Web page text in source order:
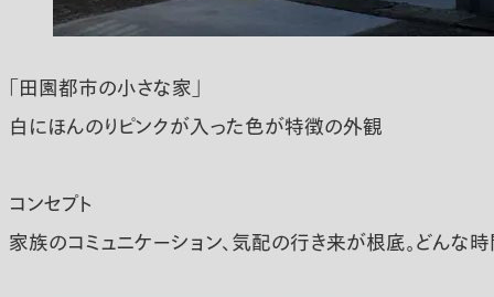
「田園都市の小さな家」
白にほんのりピンクが入った色が特徴の外観
コンセプト
家族のコミュニケーション、気配の行き来が根底。どんな